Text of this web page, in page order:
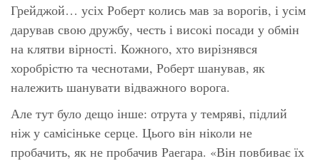
Грейджой… усіх Роберт колись мав за ворогів, і усім
дарував свою дружбу, честь і високі посади у обмін
на клятви вірності. Кожного, хто вирізнявся
хоробрістю та чеснотами, Роберт шанував, як
належить шанувати відважного ворога.
Але тут було дещо інше: отрута у темряві, підлий
ніж у самісіньке серце. Цього він ніколи не
пробачить, як не пробачив Раегара. «Він повбиває їх